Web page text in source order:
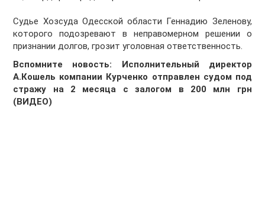
Судье Хозсуда Одесской области Геннадию Зеленову,
которого подозревают в неправомерном решении о
признании долгов, грозит уголовная ответственность.
Вспомните новость: Исполнительный директор
А.Кошель компании Курченко отправлен судом под
стражу на 2 месяца с залогом в 200 млн грн
(ВИДЕО)